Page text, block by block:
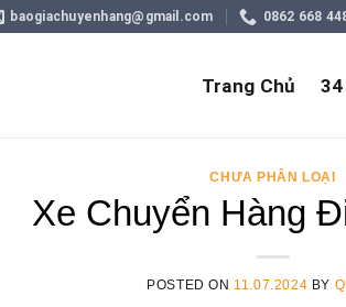
baogiachuyenhang@gmail.com 0862 668
Trang Chủ
CHƯA PHÂN LOẠI
Xe Chuyển Hàng
POSTED ON 11.07.2024 BY